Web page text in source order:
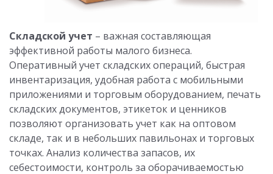
Складской учет – важная составляющая
эффективной работы малого бизнеса.
Оперативный учет складских операций, быстрая
инвентаризация, удобная работа с мобильными
приложениями и торговым оборудованием, печать
складских документов, этикеток и ценников
позволяют организовать учет как на оптовом
складе, так и в небольших павильонах и торговых
точках. Анализ количества запасов, их
себестоимости, контроль за оборачиваемостью